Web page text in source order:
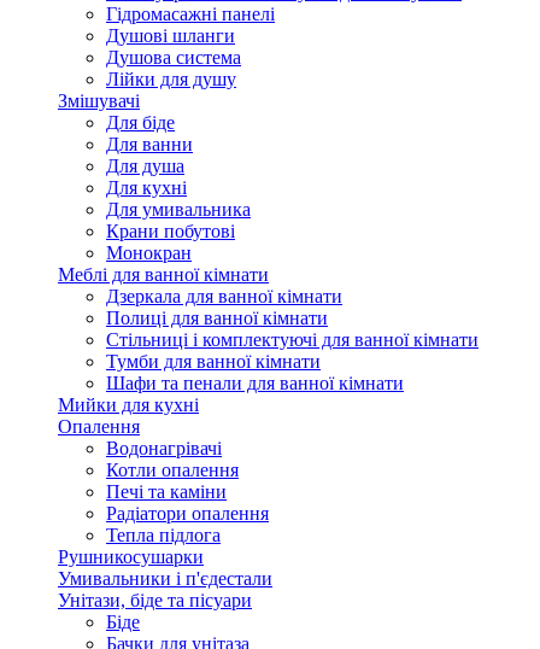
Гідромасажні панелі
Душові шланги
Душова система
Лійки для душу
Змішувачі
Для біде
Для ванни
Для душа
Для кухні
Для умивальника
Крани побутові
Монокран
Меблі для ванної кімнати
Дзеркала для ванної кімнати
Полиці для ванної кімнати
Стільниці і комплектуючі для ванної кімнати
Тумби для ванної кімнати
Шафи та пенали для ванної кімнати
Мийки для кухні
Опалення
Водонагрівачі
Котли опалення
Печі та каміни
Радіатори опалення
Тепла підлога
Рушникосушарки
Умивальники і п'єдестали
Унітази, біде та пісуари
Біде
Бачки для унітаза